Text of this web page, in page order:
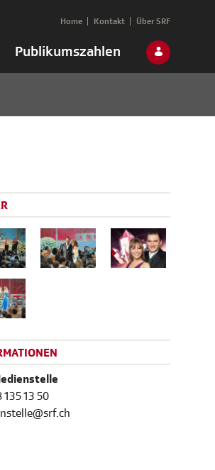
Publikumszahlen
Home Kontakt Über SRF
135 13 50